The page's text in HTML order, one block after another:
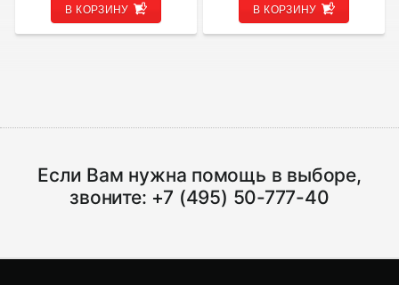
В КОРЗИНУ В КОРЗИНУ
Если Вам нужна помощь в выборе,
звоните: +7 (495) 50-777-40